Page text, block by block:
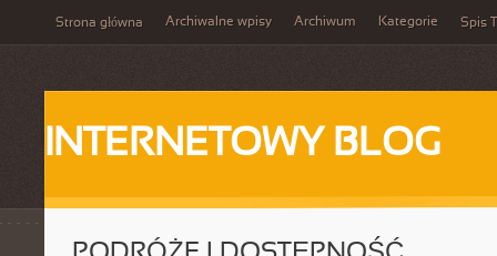
Strona główna Archiwalne wpisy Archiwum Kategorie Spis
INTERNETOWY BLOG